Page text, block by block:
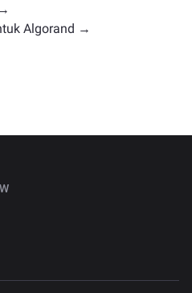
Algorand →